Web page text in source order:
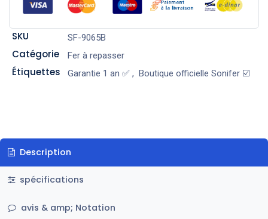
SKU SF-9065B
Catégorie Fer à repasser
Étiquettes Garantie 1 an ✅, Boutique officielle Sonifer ☑️
Description
spécifications
avis & amp; Notation